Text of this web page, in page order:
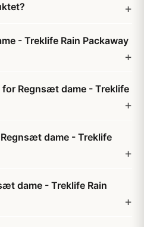
- Treklife Rain Packaway
for Regnsæt dame - Treklife
dame - Treklife
dame - Treklife Rain